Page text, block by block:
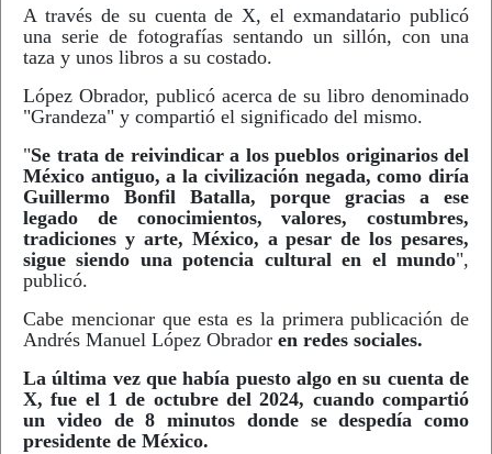
A través de su cuenta de X, el exmandatario publicó
una serie de fotografías sentando un sillón, con una
taza y unos libros a su costado.
López Obrador, publicó acerca de su libro denominado
"Grandeza" y compartió el significado del mismo.
"Se trata de reivindicar a los pueblos originarios del
México antiguo, a la civilización negada, como diría
Guillermo Bonfil Batalla, porque gracias a ese
legado de conocimientos, valores, costumbres,
tradiciones y arte, México, a pesar de los pesares,
sigue siendo una potencia cultural en el mundo",
publicó.
Cabe mencionar que esta es la primera publicación de
Andrés Manuel López Obrador en redes sociales.
La última vez que había puesto algo en su cuenta de
X, fue el 1 de octubre del 2024, cuando compartió
un video de 8 minutos donde se despedía como
presidente de México.